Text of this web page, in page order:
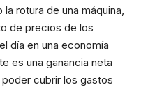
rotura de una máquina,
de precios de los
día en una economía
es una ganancia neta
cubrir los gastos